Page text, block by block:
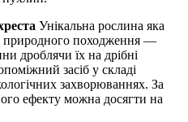
Унікальна рослина яка
природного походження —
дроблячи їх на дрібні
засіб у складі
захворюваннях. За
ефекту можна досягти на